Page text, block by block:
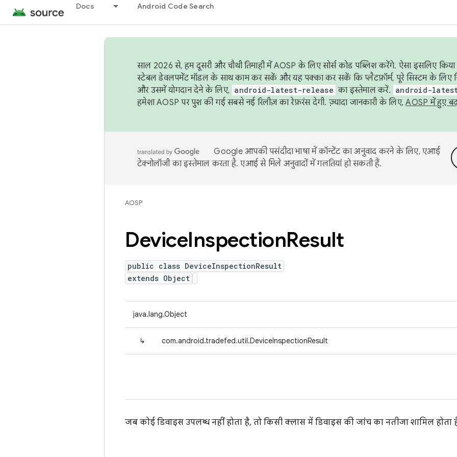
Docs Android Code Search
साल 2026 से, हम दूसरी और चौथी तिमाही में AOSP के लिए सोर्स कोड पब्लिश करेंगे. ऐसा इसलिए
स्टेबल डेवलपमेंट मॉडल के साथ काम कर सकें और यह पक्का कर सकें कि प्लैटफ़ॉर्म, पूरे सिस्टम के लिए
और उसमें योगदान देने के लिए, android-latest-release का इस्तेमाल करें. android-
हमेशा AOSP पर पुश की गई सबसे नई रिलीज़ का रेफ़रंस देगी. ज़्यादा जानकारी के लिए,AOSP में हुए
Google आपकी पसंदीदा भाषा में कॉन्टेंट का अनुवाद करने के लिए, एआई
टेक्नोलॉजी का इस्तेमाल करता है. एआई से मिले अनुवादों में गलतियां हो सकती हैं.
AOSP
DeviceInspectionResult
public class DeviceInspectionResult
extends Object
java.lang.Object
↳ com.android.tradefed.util.DeviceInspectionResult
जब कोई डिवाइस उपलब्ध नहीं होता है, तो किसी क्लास में डिवाइस की जांच का नतीजा शामिल होता